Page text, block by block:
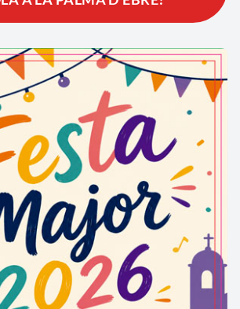
la seva terra amb la mateixa
en cada racó del poble, sembla
petita empremta de la seva mirada.